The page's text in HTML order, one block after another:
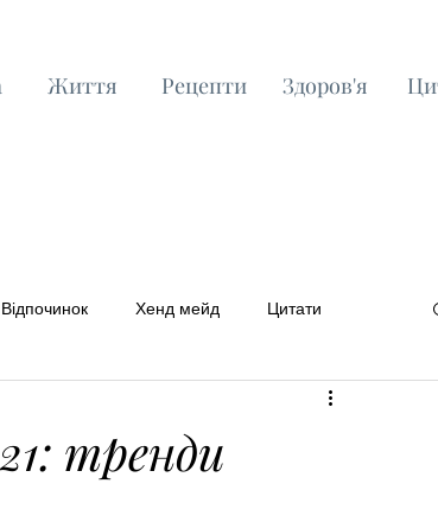
Життя Рецепти Здоров'я
Відпочинок Хенд мейд Цитати
тренди